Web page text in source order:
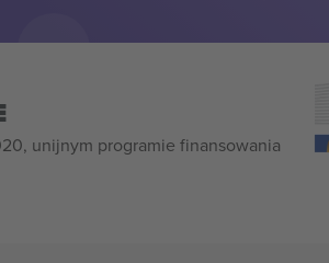
unijnym programie finansowania